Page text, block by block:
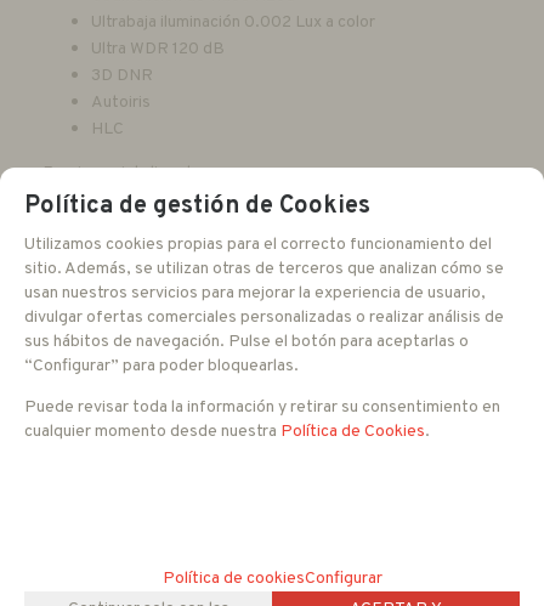
Ultrabaja iluminación 0.002 Lux a color
Ultra WDR 120 dB
3D DNR
Autoiris
HLC
Funciones inteligentes
Detección de movimiento
Tampering
Perímetro
Invasión perimetral
Abandono del perímetro
Iluminadores de alta eficiencia
Alcance 15 metros
Smart IR
Micrófono instalado
Política de gestión de Cookies
Utilizamos cookies propias para el correcto funcionamiento del
sitio. Además, se utilizan otras de terceros que analizan cómo se
usan nuestros servicios para mejorar la experiencia de usuario,
divulgar ofertas comerciales personalizadas o realizar análisis de
sus hábitos de navegación. Pulse el botón para aceptarlas o
“Configurar” para poder bloquearlas.
Puede revisar toda la información y retirar su consentimiento en
cualquier momento desde nuestra Política de Cookies.
Política de cookiesConfigurar